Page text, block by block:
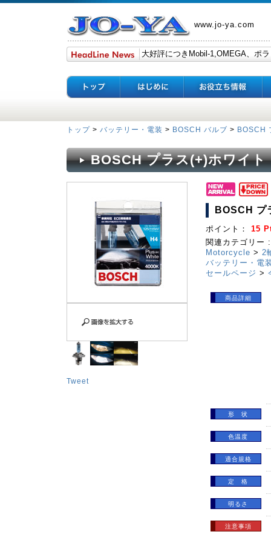
www.jo-ya.com
トップ > バッテリー・電装 > BOSCH バルブ > BOSCH
BOSCH プラス(+)ホワイト
Tweet
BOSCH プ
ポイント： 15
関連カテゴリー :
Motorcycle > 2
バッテリー・電
セールページ >
商品詳細
形 状
色温度
適合規格
定 格
明るさ
注意事項